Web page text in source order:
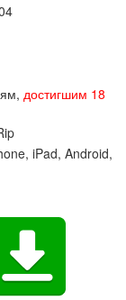
достигшим 18
iPad, Android,